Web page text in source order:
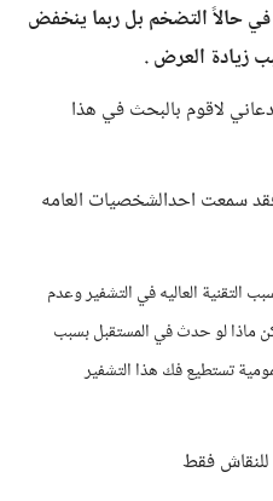
حالاً التضخم بل ربما ينخفض
زيادة العرض .
لاقوم بالبحث في هذا
سمعت احدالشخصيات العامه
التقنية العاليه في التشفير وعدم
ماذا لو حدث في المستقبل بسبب
تستطيع فك هذا التشفير
فقط